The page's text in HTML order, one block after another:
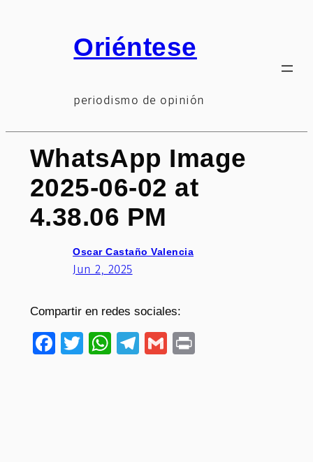
Oriéntese
periodismo de opinión
WhatsApp Image
2025-06-02 at
4.38.06 PM
Oscar Castaño Valencia
Jun 2, 2025
Compartir en redes sociales:
Facebook
TwitterWhatsApp
Telegram
Gmail